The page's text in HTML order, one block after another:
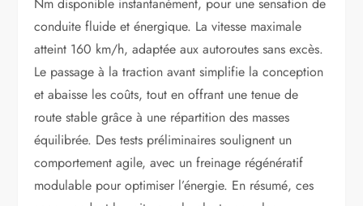
conduite fluide et énergique. La vitesse maximale
atteint 160 km/h, adaptée aux autoroutes sans excès.
Le passage à la traction avant simplifie la conception
et abaisse les coûts, tout en offrant une tenue de
route stable grâce à une répartition des masses
équilibrée. Des tests préliminaires soulignent un
comportement agile, avec un freinage régénératif
modulable pour optimiser l’énergie. En résumé, ces